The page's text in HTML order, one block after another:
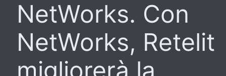
NetWorks. Con
NetWorks, Retelit